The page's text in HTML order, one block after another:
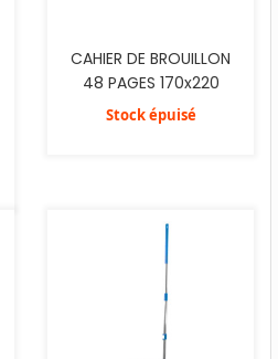
CAHIER DE BROUILLON
48 PAGES 170x220
Stock épuisé